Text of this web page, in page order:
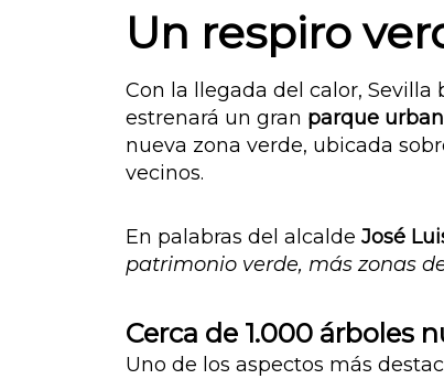
Un respiro
Con la llegada del calor, Sevilla
estrenará un gran parque
nueva zona verde, ubicada
vecinos.
En palabras del alcalde José
patrimonio verde, más zonas
Cerca de 1.000 árboles
Uno de los aspectos más